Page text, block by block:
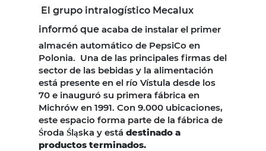
El grupo intralogístico Mecalux
informó que acaba de instalar el primer
almacén automático de PepsiCo en
Polonia. Una de las principales firmas del
sector de las bebidas y la alimentación
está presente en el río Vístula desde los
70 e inauguró su primera fábrica en
Michrów en 1991. Con 9.000 ubicaciones,
este espacio forma parte de la fábrica de
Środa Śląska y está destinado a
productos terminados.